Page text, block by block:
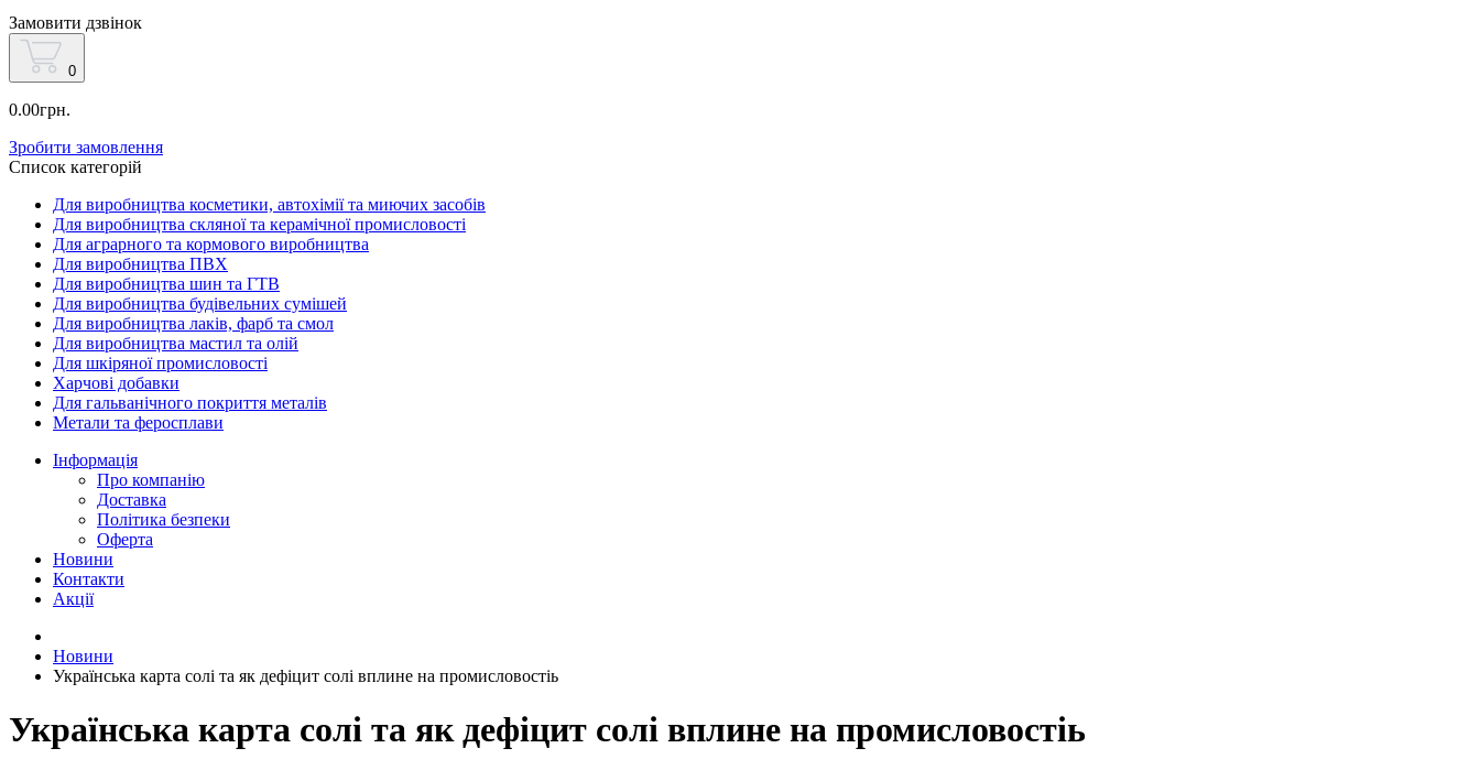
Замовити дзвінок
0
0.00грн.
Зробити замовлення
Список категорій
Для виробництва косметики, автохімії та миючих засобів
Для виробництва скляної та керамічної промисловості
Для аграрного та кормового виробництва
Для виробництва ПВХ
Для виробництва шин та ГТВ
Для виробництва будівельних сумішей
Для виробництва лаків, фарб та смол
Для виробництва мастил та олій
Для шкіряної промисловості
Харчові добавки
Для гальванічного покриття металів
Метали та феросплави
Інформація
Про компанію
Доставка
Політика безпеки
Оферта
Новини
Контакти
Акції
Новини
Українська карта солі та як дефіцит солі вплине на промисловостіь
Українська карта солі та як дефіцит солі вплине на промисловостіь